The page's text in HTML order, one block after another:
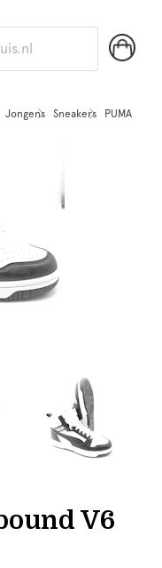
Jongens Sneakers PUMA
V6